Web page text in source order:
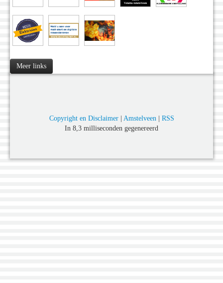
Meer links
Copyright en Disclaimer| Amstelveen
RSS
In 8,3 milliseconden gegenereerd